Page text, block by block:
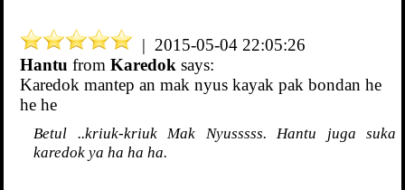
| 2015-05-04 22:05:26
Hantu from Karedok says:
Karedok mantep an mak nyus kayak pak bondan he
he he
Betul ..kriuk-kriuk Mak Nyusssss. Hantu juga suka
karedok ya ha ha ha.